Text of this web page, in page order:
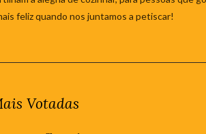
feliz quando nos juntamos a petiscar!
Votadas